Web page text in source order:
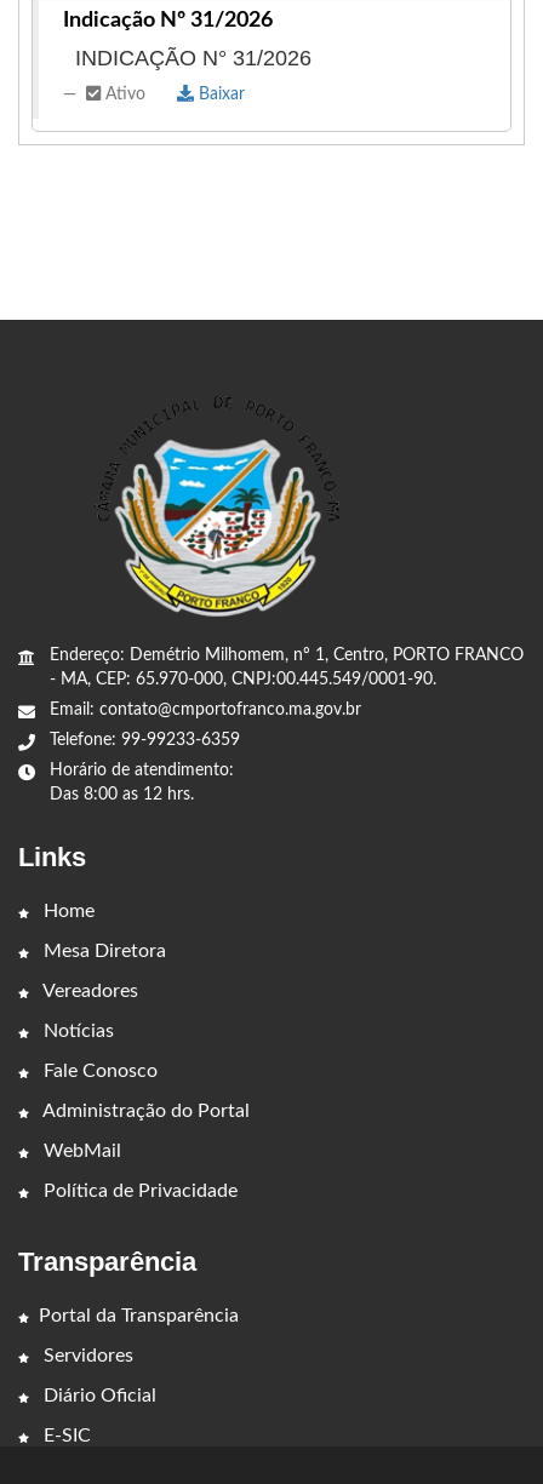
Indicação Nº 31/2026
INDICAÇÃO N° 31/2026
Ativo Baixar
Endereço: Demétrio Milhomem, nº 1, Centro, PORTO FRANCO
- MA, CEP: 65.970-000, CNPJ:00.445.549/0001-90.
Email: contato@cmportofranco.ma.gov.br
Telefone: 99-99233-6359
Horário de atendimento:
Das 8:00 as 12 hrs.
Links
Home
Mesa Diretora
Vereadores
Notícias
Fale Conosco
Administração do Portal
WebMail
Política de Privacidade
Transparência
Portal da Transparência
Servidores
Diário Oficial
E-SIC